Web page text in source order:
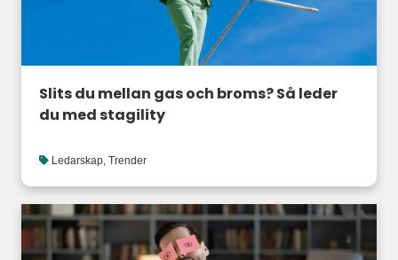
Slits du mellan gas och broms? Så leder
du med stagility
Ledarskap, Trender